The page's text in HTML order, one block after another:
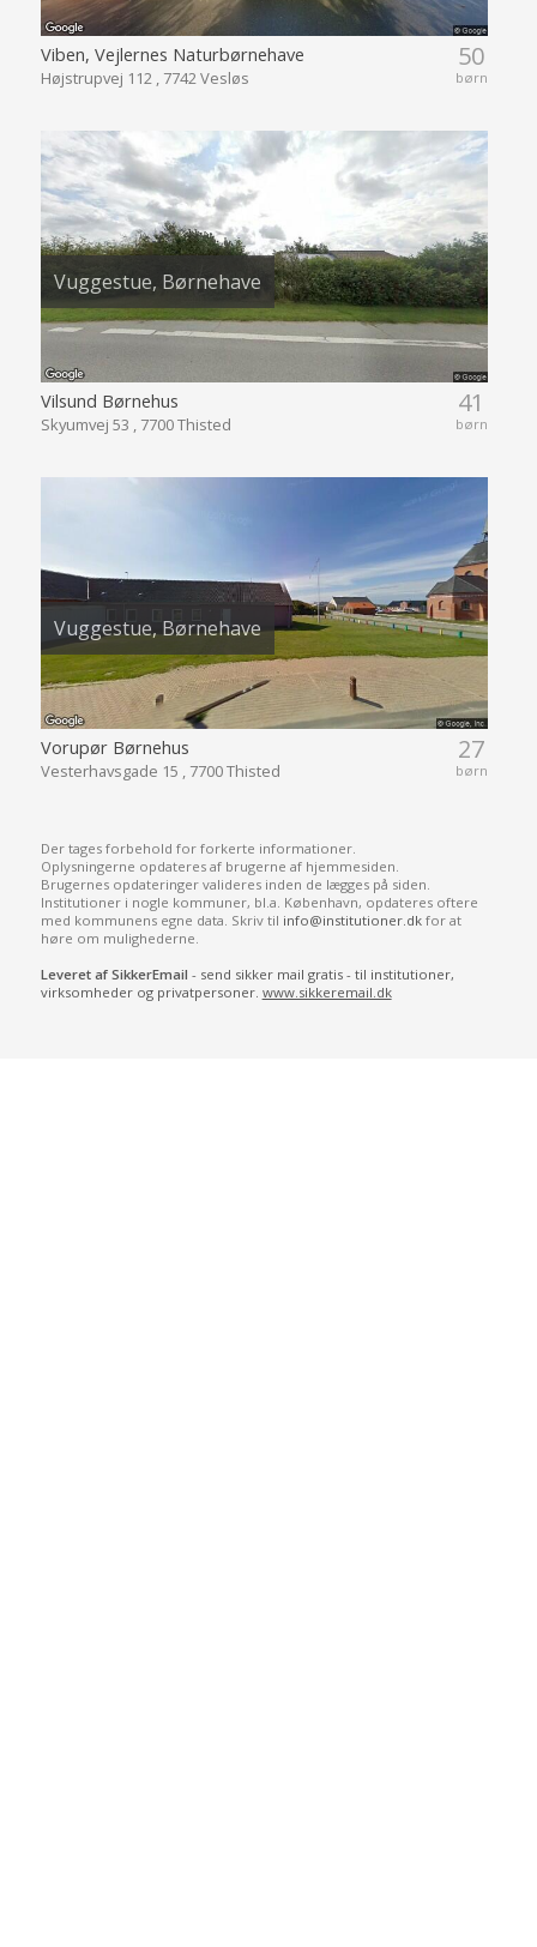
50
børn
Viben, Vejlernes Naturbørnehave
Højstrupvej 112 , 7742 Vesløs
Vuggestue, Børnehave
41
børn
Vilsund Børnehus
Skyumvej 53 , 7700 Thisted
Vuggestue, Børnehave
27
børn
Vorupør Børnehus
Vesterhavsgade 15 , 7700 Thisted
Der tages forbehold for forkerte informationer.
Oplysningerne opdateres af brugerne af hjemmesiden.
Brugernes opdateringer valideres inden de lægges på siden.
Institutioner i nogle kommuner, bl.a. København, opdateres oftere
med kommunens egne data. Skriv til info@institutioner.dkfor at
høre om mulighederne.
Leveret af SikkerEmail - send sikker mail gratis - til institutioner,
virksomheder og privatpersoner. www.sikkeremail.dk